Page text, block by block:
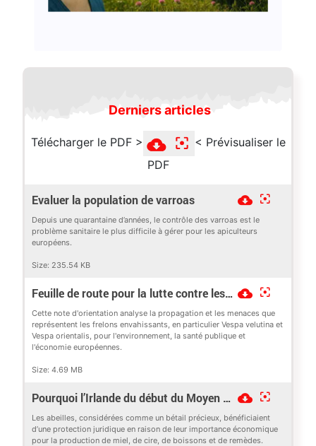
Derniers articles
Télécharger le PDF >
< Prévisualiser le
PDF
Evaluer la population de varroas
Depuis une quarantaine d’années, le contrôle des varroas est le
problème sanitaire le plus difficile à gérer pour les apiculteurs
européens.
Size: 235.54 KB
Feuille de route pour la lutte contre les « frelons envahissants »
Cette note d'orientation analyse la propagation et les menaces que
représentent les frelons envahissants, en particulier Vespa velutina et
Vespa orientalis, pour l'environnement, la santé publique et
l'économie européennes.
Size: 4.69 MB
Pourquoi l’Irlande du début du Moyen Âge avait-elle des lois sur les abeilles ?
Les abeilles, considérées comme un bétail précieux, bénéficiaient
d’une protection juridique en raison de leur importance économique
pour la production de miel, de cire, de boissons et de remèdes.